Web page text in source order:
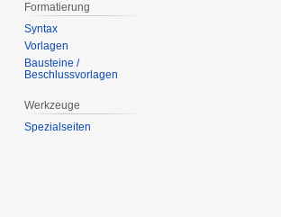
Formatierung
Syntax
Vorlagen
Bausteine /
Beschlussvorlagen
Werkzeuge
Spezialseiten